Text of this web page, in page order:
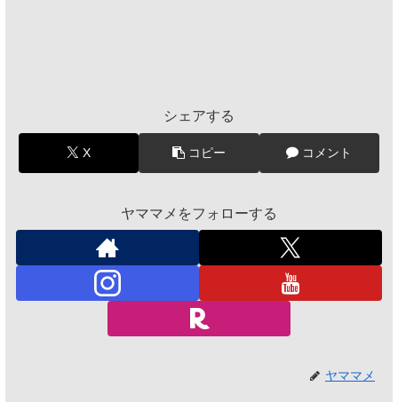
シェアする
X コピー コメント
ヤママメをフォローする
ヤママメ